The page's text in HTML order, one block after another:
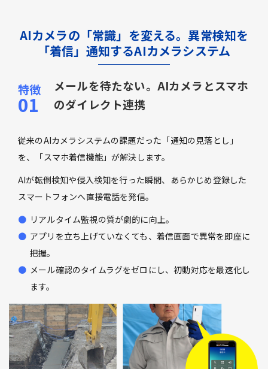
AIカメラの「常識」を変える。異常検知を
「着信」通知するAIカメラシステム
メールを待たない。AIカメラとスマホ
のダイレクト連携
従来のAIカメラシステムの課題だった「通知の見落とし」
を、「スマホ着信機能」が解決します。
AIが転倒検知や侵入検知を行った瞬間、あらかじめ登録した
スマートフォンへ直接電話を発信。
リアルタイム監視の質が劇的に向上。
アプリを立ち上げていなくても、着信画面で異常を即座に
把握。
メール確認のタイムラグをゼロにし、初動対応を最速化し
ます。